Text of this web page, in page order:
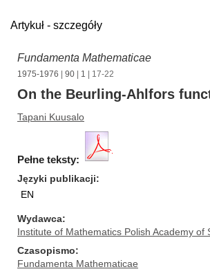
Artykuł - szczegóły
Fundamenta Mathematicae
1975-1976 90 1 | 17-22
On the Beurling-Ahlfors
Tapani Kuusalo
Pełne teksty:
Języki publikacji
EN
Wydawca
Institute of Mathematics Polish Academy of
Czasopismo
Fundamenta Mathematicae